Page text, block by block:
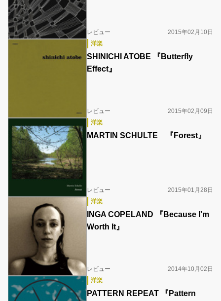
レビュー
2015年02月10日
洋楽
SHINICHI ATOBE 『Butterfly
Effect』
レビュー
2015年02月09日
洋楽
MARTIN SCHULTE 『Forest』
レビュー
2015年01月28日
洋楽
INGA COPELAND 『Because I'm
Worth It』
レビュー
2014年10月02日
洋楽
PATTERN REPEAT 『Pattern